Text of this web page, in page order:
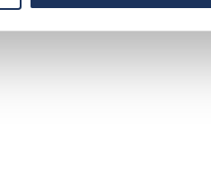
vi söker bidrag om, i det